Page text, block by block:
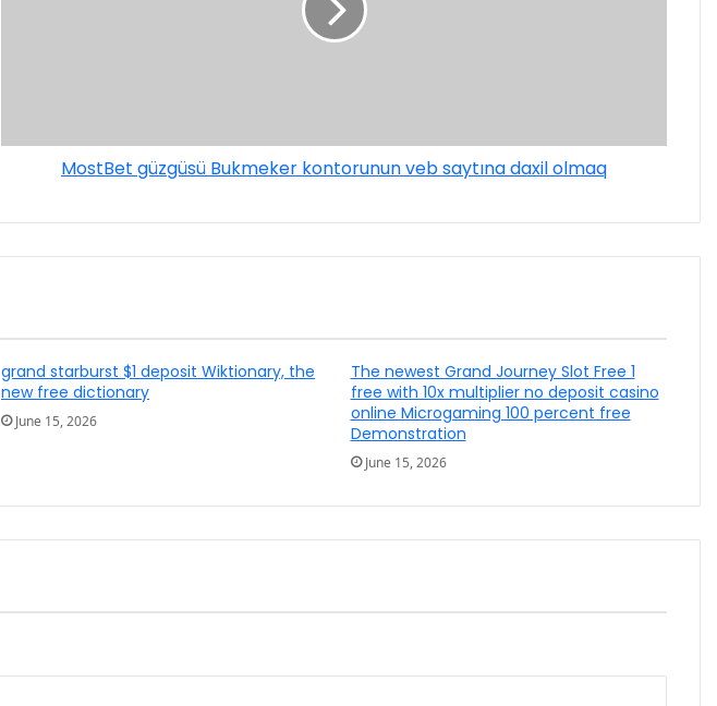
MostBet güzgüsü Bukmeker kontorunun veb saytına daxil olmaq
grand starburst $1 deposit Wiktionary, the
new free dictionary
June 15, 2026
The newest Grand Journey Slot Free 1
free with 10x multiplier no deposit casino
online Microgaming 100 percent free
Demonstration
June 15, 2026